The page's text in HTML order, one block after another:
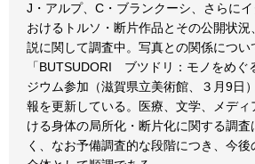
J・アルプ、C・ブランクーシ、さらに
おけるトルソ・断片作品とその公開状
説に関して調査中。写真との関係につい
「BUTSUDORI ブツドリ：モノをめぐ
ジウム参加（滋賀県立美術館、３月9日
報を更新している。医療、文学、メディ
ける身体の局所化・断片化に関する調
く、なお予備調査的な段階につき、今後